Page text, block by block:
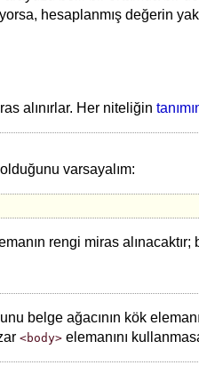
hesaplanmış değerin
alınırlar. Her niteliğin
varsayalım:
rengi miras
belge ağacının kök
<body> elemanını